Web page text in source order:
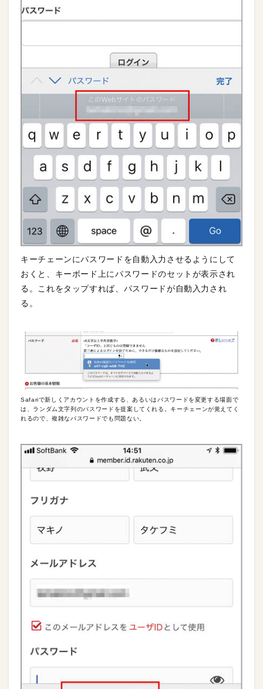
キーチェーンにパスワードを自動入力させるようにして
おくと、キーボード上にパスワードのセットが表示され
る。これをタップすれば、パスワードが自動入力され
る。
Safariで新しくアカウントを作成する、あるいはパスワードを変更する場面で
は、ランダム文字列のパスワードを提案してくれる。キーチェーンが覚えてく
れるので、複雑なパスワードでも問題ない。